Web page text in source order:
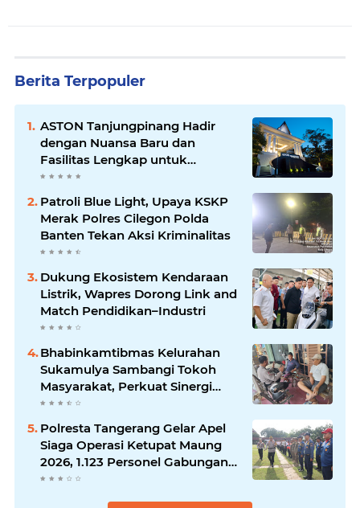
Berita Terpopuler
ASTON Tanjungpinang Hadir
dengan Nuansa Baru dan
Fasilitas Lengkap untuk
Kenyamanan Tamu
Patroli Blue Light, Upaya KSKP
Merak Polres Cilegon Polda
Banten Tekan Aksi Kriminalitas
Dukung Ekosistem Kendaraan
Listrik, Wapres Dorong Link and
Match Pendidikan–Industri
Bhabinkamtibmas Kelurahan
Sukamulya Sambangi Tokoh
Masyarakat, Perkuat Sinergi
Jaga Kamtibmas
Polresta Tangerang Gelar Apel
Siaga Operasi Ketupat Maung
2026, 1.123 Personel Gabungan
Diterjunkan